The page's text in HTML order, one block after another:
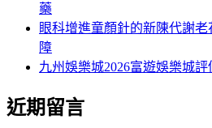
藥
眼科增進童顏針的新陳代謝
障
九州娛樂城2026富遊娛樂城
近期留言